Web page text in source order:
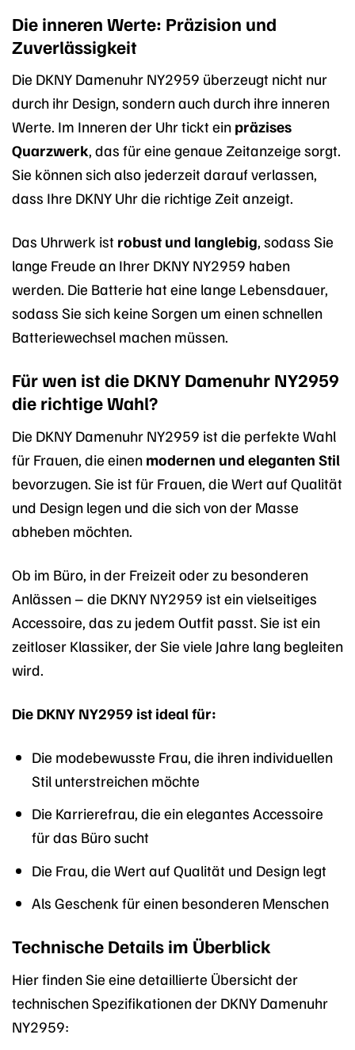
Die inneren Werte: Präzision und
Zuverlässigkeit
Die DKNY Damenuhr NY2959 überzeugt nicht nur
durch ihr Design, sondern auch durch ihre inneren
Werte. Im Inneren der Uhr tickt ein präzises
Quarzwerk, das für eine genaue Zeitanzeige sorgt.
Sie können sich also jederzeit darauf verlassen,
dass Ihre DKNY Uhr die richtige Zeit anzeigt.
Das Uhrwerk ist robust und langlebig, sodass Sie
lange Freude an Ihrer DKNY NY2959 haben
werden. Die Batterie hat eine lange Lebensdauer,
sodass Sie sich keine Sorgen um einen schnellen
Batteriewechsel machen müssen.
Für wen ist die DKNY Damenuhr NY2959
die richtige Wahl?
Die DKNY Damenuhr NY2959 ist die perfekte Wahl
für Frauen, die einen modernen und eleganten Stil
bevorzugen. Sie ist für Frauen, die Wert auf Qualität
und Design legen und die sich von der Masse
abheben möchten.
Ob im Büro, in der Freizeit oder zu besonderen
Anlässen – die DKNY NY2959 ist ein vielseitiges
Accessoire, das zu jedem Outfit passt. Sie ist ein
zeitloser Klassiker, der Sie viele Jahre lang begleiten
wird.
Die DKNY NY2959 ist ideal für:
Die modebewusste Frau, die ihren individuellen
Stil unterstreichen möchte
Die Karrierefrau, die ein elegantes Accessoire
für das Büro sucht
Die Frau, die Wert auf Qualität und Design legt
Als Geschenk für einen besonderen Menschen
Technische Details im Überblick
Hier finden Sie eine detaillierte Übersicht der
technischen Spezifikationen der DKNY Damenuhr
NY2959: